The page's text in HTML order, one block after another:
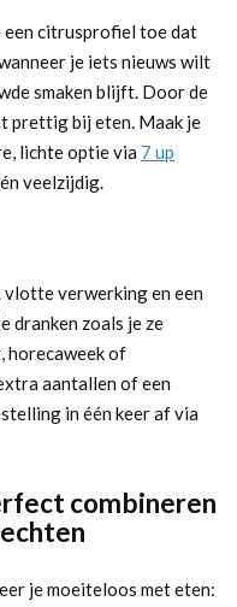
een citrusprofiel toe dat
je iets nieuws wilt
smaken blijft. Door de
prettig bij eten. Maak je
lichte optie via 7 up
veelzijdig.
vlotte verwerking en een
dranken zoals je ze
horecaweek of
aantallen of een
in één keer af via
combineren
je moeiteloos met eten: